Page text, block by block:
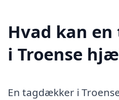
Hvad kan
i Troense
En tagdækker i